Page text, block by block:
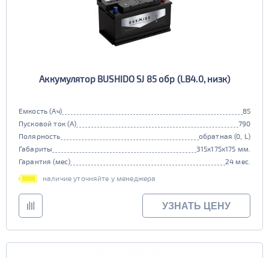
Аккумулятор BUSHIDO SJ 85 обр (LB4.0, низк)
Емкость (Ач)
85
Пусковой ток (А)
790
Полярность
обратная (0, L)
Габариты
315x175x175 мм.
Гарантия (мес)
24 мес.
наличие уточняйте у менеджера
УЗНАТЬ ЦЕНУ